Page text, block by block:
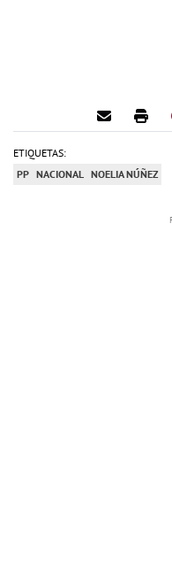
ETIQUETAS:
PP NACIONAL NOELIA NÚÑEZ